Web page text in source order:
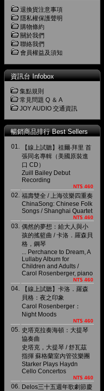
退換貨注意事項
隱私權保護聲明
購物條約
關於我們
聯絡我們
會員權益及須知
資訊台 Infobox
集點規則
常見問題 Q ＆ A
JOY AUDIO 交通資訊
暢銷商品排行 Best Sellers
01.
【線上試聽】祖爾‧拜里 首
張同名專輯（美國原裝進
口 CD）
Zuill Bailey Debut
Recording
NT$ 460
02. 福壽雙全 / 上海弦樂四重奏
ChinaSong: Chinese Folk
Songs / Shanghai Quartet
NT$ 460
03. 偶然的夢想：給大人與小
孩的搖籃曲 / 卡洛．羅森貝
格，鋼琴
... Perchance to Dream, A
Lullaby Album for
Children and Adults /
Carol Rosenberger, piano
NT$ 460
04.
【線上試聽】卡洛．羅森
貝格：夜之印象
Carol Rosenberger：
Night Moods
NT$ 460
05. 史塔克拉奏海頓：大提琴
協奏曲
史塔克，大提琴 / 舒瓦茲
指揮 蘇格蘭室內管弦樂團
Starker Plays Haydn
Cello Concertos
NT$ 460
06. Delos三十五週年歌劇節慶